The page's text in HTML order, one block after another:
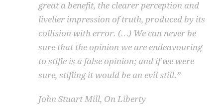
great a benefit, the clearer perception and
livelier impression of truth, produced by its
collision with error. (…) We can never be
sure that the opinion we are endeavouring
to stifle is a false opinion; and if we were
sure, stifling it would be an evil still.”
John Stuart Mill, On Liberty